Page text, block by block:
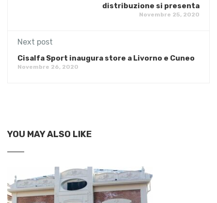
distribuzione si presenta
Novembre 25, 2020
Next post
Cisalfa Sport inaugura store a Livorno e Cuneo
Novembre 26, 2020
YOU MAY ALSO LIKE